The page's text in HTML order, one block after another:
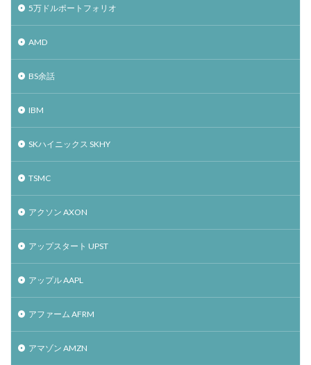
5万ドルポートフォリオ
AMD
BS余話
IBM
SKハイニックス SKHY
TSMC
アクソン AXON
アップスタート UPST
アップル AAPL
アファーム AFRM
アマゾン AMZN